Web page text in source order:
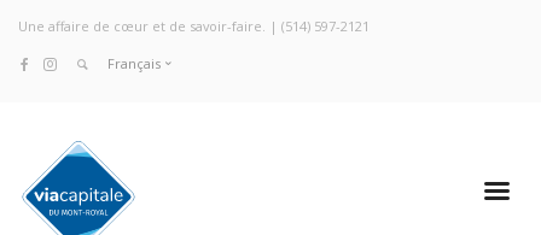
Une affaire de cœur et de savoir-faire. | (514) 597-2121
Français